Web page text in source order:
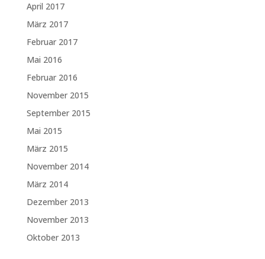
April 2017
März 2017
Februar 2017
Mai 2016
Februar 2016
November 2015
September 2015
Mai 2015
März 2015
November 2014
März 2014
Dezember 2013
November 2013
Oktober 2013